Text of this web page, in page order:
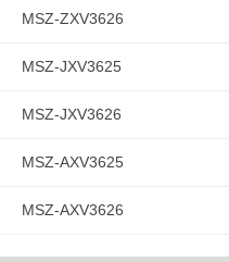
MSZ-ZXV3626
MSZ-JXV3625
MSZ-JXV3626
MSZ-AXV3625
MSZ-AXV3626